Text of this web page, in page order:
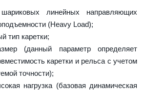
линейных направляющих
(Heavy Load);
тип каретки;
(данный параметр определяет
каретки и рельса с учетом
точности);
нагрузка (базовая динамическая